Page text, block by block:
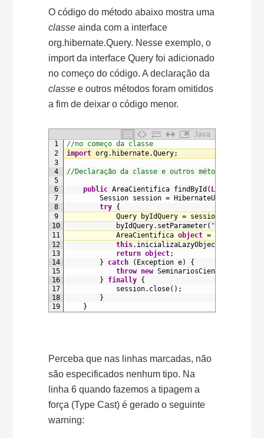
O código do método abaixo mostra uma
classe ainda com a interface
org.hibernate.Query. Nesse exemplo, o
import da interface Query foi adicionado
no começo do código. A declaração da
classe e outros métodos foram omitidos
a fim de deixar o código menor.
Java
1
2
3
4
5
6
7
8
9
10
11
12
13
14
15
16
17
18
19
//no começo da classe
import org. hibernate.Query;
//Declaração da classe e outros métodos
public AreaCientifica findById ( Long
Session session = HibernateUtil
try {
Query
byIdQuery = session
byIdQuery. setParameter( "id"
AreaCientifica object =
this. inicializaLazyObjects
return object;
}
catch ( Exception e)
{
throw new
}
finally {
session. close( ) ;
}
}
Perceba que nas linhas marcadas, não
são especificados nenhum tipo. Na
linha 6 quando fazemos a tipagem a
força (Type Cast) é gerado o seguinte
warning: